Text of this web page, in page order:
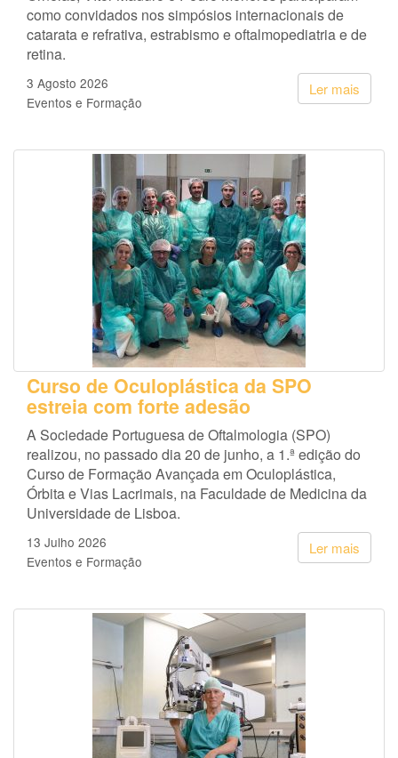
como convidados nos simpósios internacionais de
catarata e refrativa, estrabismo e oftalmopediatria e de
retina.
Ler mais
3 Agosto 2026
Eventos e Formação
Curso de Oculoplástica da SPO
estreia com forte adesão
A Sociedade Portuguesa de Oftalmologia (SPO)
realizou, no passado dia 20 de junho, a 1.ª edição do
Curso de Formação Avançada em Oculoplástica,
Órbita e Vias Lacrimais, na Faculdade de Medicina da
Universidade de Lisboa.
Ler mais
13 Julho 2026
Eventos e Formação